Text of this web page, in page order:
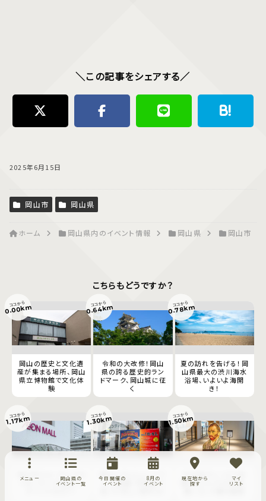
＼この記事をシェアする／
2025年6月15日
岡山市 岡山県
ホーム 岡山県内のイベント情報 岡山県 岡山市
こちらもどうですか？
岡山の歴史と文化遺
産が集まる場所、岡山
県立博物館で文化体
験
ココから
0.00km
令和の大改修！岡山
県の誇る歴史的ラン
ドマーク、岡山城に征
く
ココから
0.64km
夏の訪れを告げる！岡
山県最大の渋川海水
浴場、いよいよ海開
き！
ココから
0.78km
雨の日ウォーキングは
イオンモール岡山で、
ココから
1.17km
岡山シティミュージア
ム 大興奮！恐竜展で
ココから
1.30km
杜の街グレースで体
験するゴッホの軌跡、
ココから
1.50km
メニュー
岡山県の
イベント一覧
今日開催の
イベント
8月の
イベント
現在地から
探す
マイ
リスト